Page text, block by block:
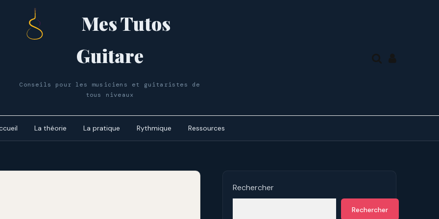
Mes Tutos
Guitare
Conseils pour les musiciens et guitaristes de
tous niveaux
La théorie La pratique Rythmique Ressources
Les accords de 7° en forme de A
Rechercher
Rechercher